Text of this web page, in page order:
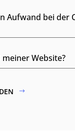
Aufwand bei der
Website?